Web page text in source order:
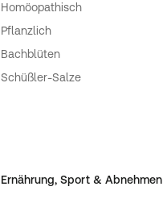
Homöopathisch
Pflanzlich
Bachblüten
Schüßler-Salze
Ernährung, Sport & Abnehmen